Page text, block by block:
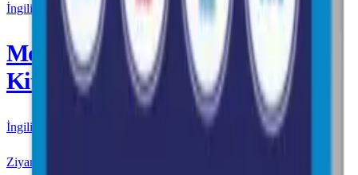
İngilizce
More & More
Kitap
İngilizce kaynakları için resmi satış
Ziyaret Et